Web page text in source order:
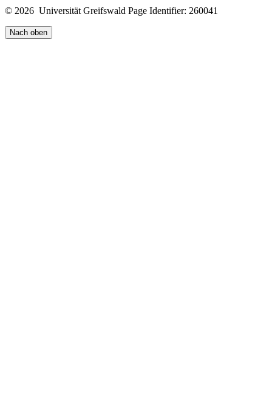
© 2026 Universität Greifswald Page Identifier: 260041
Nach oben